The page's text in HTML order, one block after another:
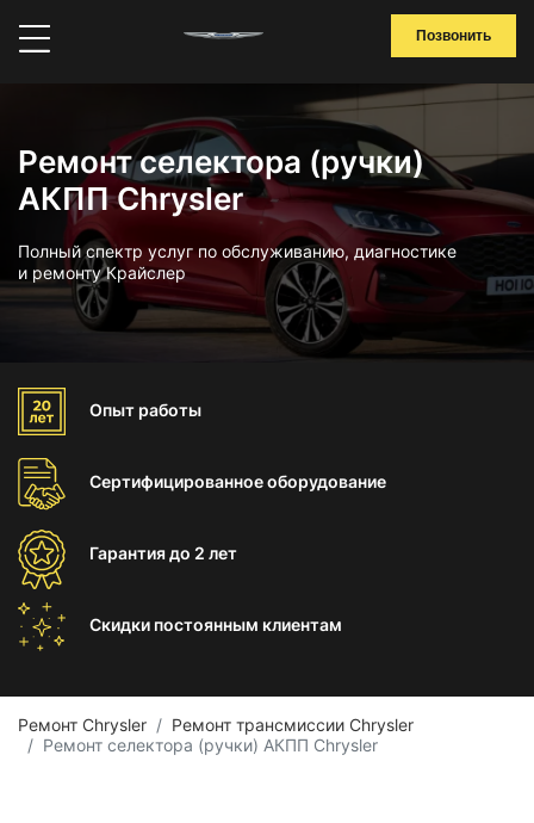
Позвонить
Ремонт селектора (ручки)
АКПП Chrysler
Полный спектр услуг по обслуживанию, диагностике
и ремонту Крайслер
Опыт работы
Сертифицированноеоборудование
Гарантиядо 2 лет
Скидки постоянным клиентам
Ремонт Chrysler
Ремонт трансмиссии Chrysler
Ремонт селектора (ручки) АКПП Chrysler